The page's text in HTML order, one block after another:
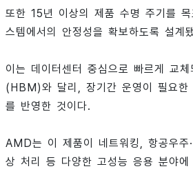
또한 15년 이상의 제품 수명 주기를
스템에서의 안정성을 확보하도록 설계
이는 데이터센터 중심으로 빠르게 교체
(HBM)와 달리, 장기간 운영이 필요한
를 반영한 것이다.
AMD는 이 제품이 네트워킹, 항공우주
상 처리 등 다양한 고성능 응용 분야